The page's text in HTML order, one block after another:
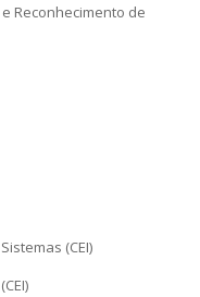
Reconhecimento de
(CEI)